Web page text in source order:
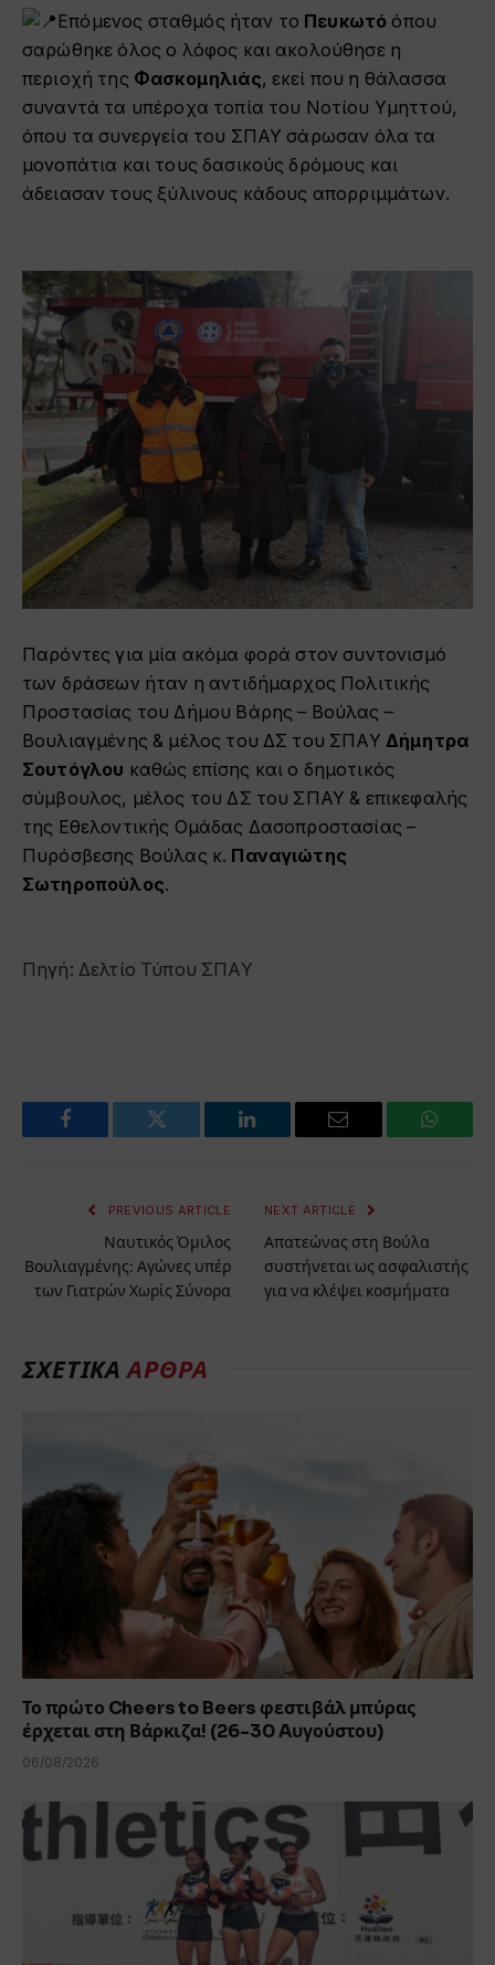
Επόμενος σταθμός ήταν το Πευκωτό όπου
σαρώθηκε όλος ο λόφος και ακολούθησε η
περιοχή της Φασκομηλιάς, εκεί που η θάλασσα
συναντά τα υπέροχα τοπία του Νοτίου Υμηττού,
όπου τα συνεργεία του ΣΠΑΥ σάρωσαν όλα τα
μονοπάτια και τους δασικούς δρόμους και
άδειασαν τους ξύλινους κάδους απορριμμάτων.
Παρόντες για μία ακόμα φορά στον συντονισμό
των δράσεων ήταν η αντιδήμαρχος Πολιτικής
Προστασίας του Δήμου Βάρης – Βούλας –
Βουλιαγμένης & μέλος του ΔΣ του ΣΠΑΥ Δήμητρα
Σουτόγλου καθώς επίσης και ο δημοτικός
σύμβουλος, μέλος του ΔΣ του ΣΠΑΥ & επικεφαλής
της Εθελοντικής Ομάδας Δασοπροστασίας –
Πυρόσβεσης Βούλας κ. Παναγιώτης
Σωτηροπούλος.
Πηγή: Δελτίο Τύπου ΣΠΑΥ
Facebook Twitter LinkedIn Email
PREVIOUS ARTICLE
Ναυτικός Όμιλος
Βουλιαγμένης: Αγώνες υπέρ
των Γιατρών Χωρίς Σύνορα
NEXT ARTICLE
Απατεώνας στη Βούλα
συστήνεται ως ασφαλιστής
για να κλέψει κοσμήματα
ΣΧΕΤΙΚΑΑΡΘΡΑ
Το πρώτο Cheers to Beers φεστιβάλ μπύρας
έρχεται στη Βάρκιζα! (26-30 Aυγούστου)
06/08/2026